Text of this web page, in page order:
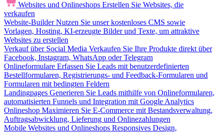
Websites und Onlineshops Erstellen Sie Websites, die
verkaufen
Website-Builder Nutzen Sie unser kostenloses CMS sowie
Vorlagen, Hosting, KI-erzeugte Bilder und Texte, um attraktive
Websites zu erstellen
Verkauf über Social Media Verkaufen Sie Ihre Produkte direkt über
Facebook, Instagram, WhatsApp oder Telegram
Onlineformulare Erfassen Sie Leads mit benutzerdefinierten
Bestellformularen, Registrierungs- und Feedback-Formularen und
Formularen mit bedingten Feldern
Landingpages Generieren Sie Leads mithilfe von Onlineformularen,
automatisierten Funnels und Integration mit Google Analytics
Onlineshop Maximieren Sie E-Commerce mit Bestandsverwaltung,
Auftragsabwicklung, Lieferung und Onlinezahlungen
Mobile Websites und Onlineshops Responsives Design,